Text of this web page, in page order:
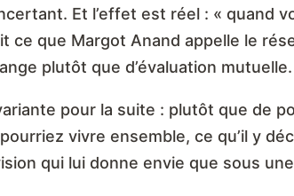
Et l’effet est réel : « quand
ce que Margot Anand appelle le
plutôt que d’évaluation mutuelle.
pour la suite : plutôt que de
vivre ensemble, ce qu’il y
qui lui donne envie que sous